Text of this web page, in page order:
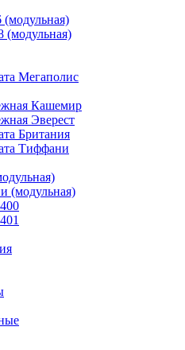
(модульная)
(модульная)
Мегаполис
Кашемир
Эверест
Британия
Тиффани
(модульная)